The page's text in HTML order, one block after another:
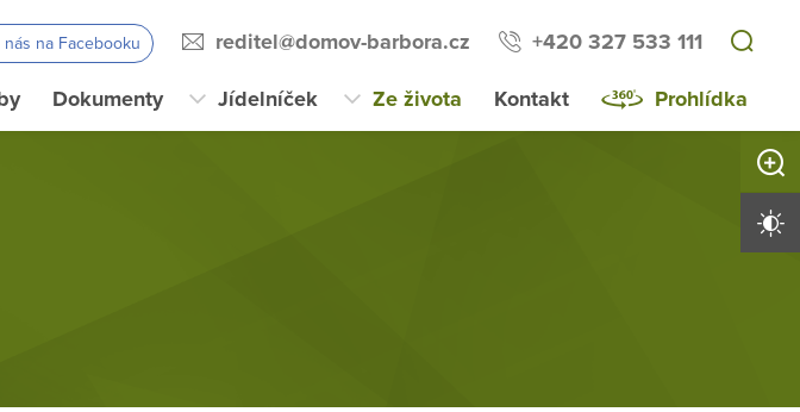
na Facebooku reditel@domov-barbora.cz +420 327 533 111
Dokumenty Jídelníček Ze života Kontakt Prohlídka